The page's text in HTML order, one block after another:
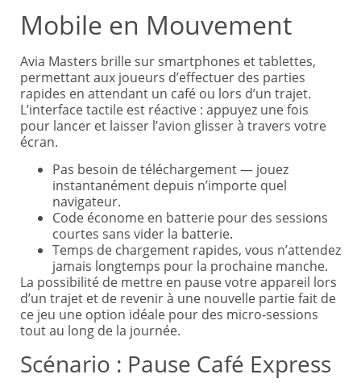
Mobile en Mouvement
Avia Masters brille sur smartphones et tablettes,
permettant aux joueurs d’effectuer des parties
rapides en attendant un café ou lors d’un trajet.
L’interface tactile est réactive : appuyez une fois
pour lancer et laisser l’avion glisser à travers votre
écran.
Pas besoin de téléchargement — jouez
instantanément depuis n’importe quel
navigateur.
Code économe en batterie pour des sessions
courtes sans vider la batterie.
Temps de chargement rapides, vous n’attendez
jamais longtemps pour la prochaine manche.
La possibilité de mettre en pause votre appareil lors
d’un trajet et de revenir à une nouvelle partie fait de
ce jeu une option idéale pour des micro‑sessions
tout au long de la journée.
Scénario : Pause Café Express